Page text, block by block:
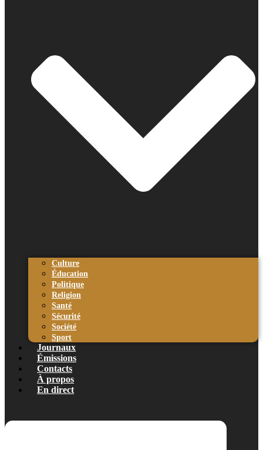
Culture
Éducation
Politique
Religion
Santé
Sécurité
Société
Sport
Journaux
Émissions
Contacts
À propos
En direct